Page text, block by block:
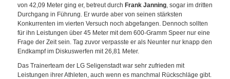
von 42,09 Meter ging er, betreut durch Frank Janning, sogar im dritten
Durchgang in Führung. Er wurde aber von seinen stärksten
Konkurrenten im vierten Versuch noch abgefangen. Dennoch sollten
für ihn Leistungen über 45 Meter mit dem 600-Gramm Speer nur eine
Frage der Zeit sein. Tag zuvor verpasste er als Neunter nur knapp den
Endkampf im Diskuswerfen mit 26,81 Meter.
Das Trainerteam der LG Seligenstadt war sehr zufrieden mit
Leistungen ihrer Athleten, auch wenn es manchmal Rückschläge gibt.